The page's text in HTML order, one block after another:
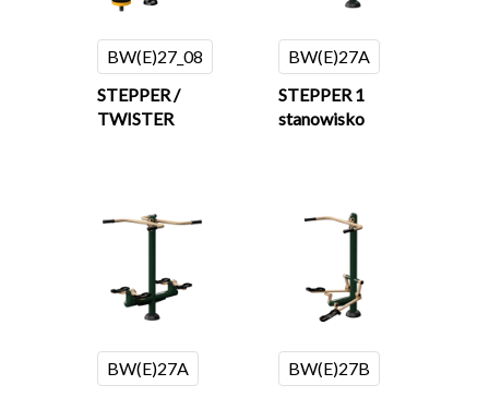
BW(E)27_08
STEPPER /
TWISTER
BW(E)27A
STEPPER 1
stanowisko
BW(E)27A
BW(E)27B